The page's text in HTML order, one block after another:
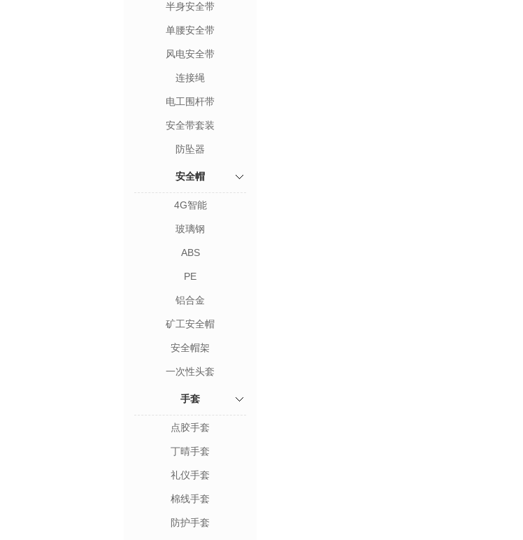
半身安全带
单腰安全带
风电安全带
连接绳
电工围杆带
安全带套装
防坠器
安全帽
4G智能
玻璃钢
ABS
PE
铝合金
矿工安全帽
安全帽架
一次性头套
手套
点胶手套
丁晴手套
礼仪手套
棉线手套
防护手套